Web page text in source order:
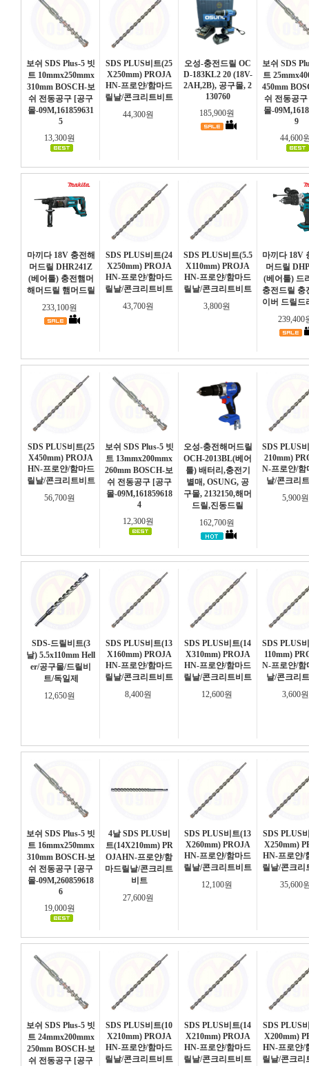
보쉬 SDS Plus-5 빗
트 10mmx250mmx
310mm BOSCH-보
쉬 전동공구 [공구
몰-09M,161859631
5
13,300원
SDS PLUS비트(25
X250mm) PROJA
HN-프로얀/함마드
릴날/콘크리트비트
44,300원
오성-충전드릴 OC
D-183KL2 20 (18V-
2AH,2B), 공구몰, 2
130760
185,900원
보쉬 SDS
트
450mm
쉬 전동공
몰-
9
44,600
마끼다 18V 충전해
머드릴 DHR241Z
(베어툴) 충전햄머
해머드릴 햄머드릴
233,100원
SDS PLUS비트(24
X250mm) PROJA
HN-프로얀/함마드
릴날/콘크리트비트
43,700원
SDS PLUS비트(5.5
X110mm) PROJA
HN-프로얀/함마드
릴날/콘크리트비트
3,800원
마끼다 18V
머드릴
(베어툴) 드
충전드릴 충
이버 드릴드
239,400
SDS PLUS비트(25
X450mm) PROJA
HN-프로얀/함마드
릴날/콘크리트비트
56,700원
보쉬 SDS Plus-5 빗
트 13mmx200mmx
260mm BOSCH-보
쉬 전동공구 [공구
몰-09M,161859618
4
12,300원
오성-충전해머드릴
OCH-2013BL(베어
툴) 배터리,충전기
별매, OSUNG, 공
구몰, 2132150,해머
드릴,진동드릴
162,700원
SDS PLUS
210mm)
N-프로얀/함
날/콘크리
5,900
SDS-드릴비트(3
날) 5.5x110mm Hell
er/공구몰/드릴비
트/독일제
12,650원
SDS PLUS비트(13
X160mm) PROJA
HN-프로얀/함마드
릴날/콘크리트비트
8,400원
SDS PLUS비트(14
X310mm) PROJA
HN-프로얀/함마드
릴날/콘크리트비트
12,600원
SDS PLUS
110mm)
N-프로얀/함
날/콘크리
3,600
보쉬 SDS Plus-5 빗
트 16mmx250mmx
310mm BOSCH-보
쉬 전동공구 [공구
몰-09M,260859618
6
19,000원
4날 SDS PLUS비
트(14X210mm) PR
OJAHN-프로얀/함
마드릴날/콘크리트
비트
27,600원
SDS PLUS비트(13
X260mm) PROJA
HN-프로얀/함마드
릴날/콘크리트비트
12,100원
SDS PLUS
X250mm)
HN-프로얀/
릴날/콘크리
35,600
보쉬 SDS Plus-5 빗
트 24mmx200mmx
250mm BOSCH-보
쉬 전동공구 [공구
SDS PLUS비트(10
X210mm) PROJA
HN-프로얀/함마드
릴날/콘크리트비트
SDS PLUS비트(14
X210mm) PROJA
HN-프로얀/함마드
릴날/콘크리트비트
SDS PLUS
X200mm)
HN-프로얀/
릴날/콘크리